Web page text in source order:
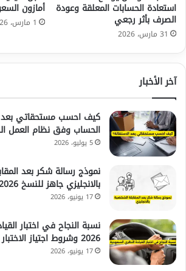
استعادة الحسابات المعلقة وعودة
الصرف بأثر رجعي
31 مارس، 2026
أمازون
1 مارس، 2026
آخر الأخبار
كيف احسب مستحقاتي بعد
الحساب وفق نظام العمل
5 يوليو، 2026
نموذج رسالة شكر بعد
بالانجليزي جاهز للنسخ 2026
17 يونيو، 2026
نسبة النجاح في اختبار
2026 وشروط اجتياز الاختبار
17 يونيو، 2026